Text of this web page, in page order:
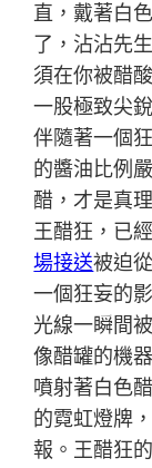
直，戴著白
了，沾沾先
須在你被醋
一股極致尖
伴隨著一個
的醬油比例
醋，才是真
王醋狂，已
場接送被迫
一個狂妄的
光線一瞬間
像醋罐的機
噴射著白色
的霓虹燈牌
報。王醋狂